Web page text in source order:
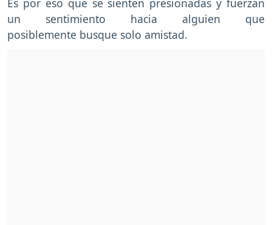
un sentimiento hacia alguien que
posiblemente busque solo amistad.